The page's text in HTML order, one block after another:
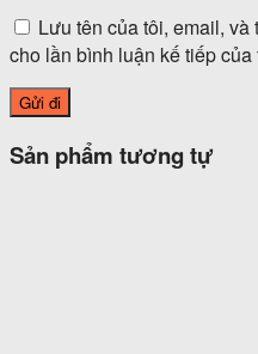
Lưu tên của tôi, email,
cho lần bình luận kế tiếp của
Sản phẩm tương tự